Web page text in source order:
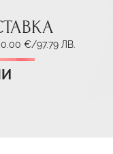
€/97.79 ЛВ.